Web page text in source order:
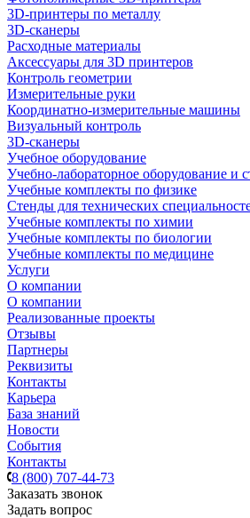
3D-принтеры по металлу
3D-сканеры
Расходные материалы
Аксессуары для 3D принтеров
Контроль геометрии
Измерительные руки
Координатно-измерительные машины
Визуальный контроль
3D-сканеры
Учебное оборудование
Учебно-лабораторное оборудование и
Учебные комплекты по физике
Стенды для технических
Учебные комплекты по химии
Учебные комплекты по биологии
Учебные комплекты по медицине
Услуги
О компании
О компании
Реализованные проекты
Отзывы
Партнеры
Реквизиты
Контакты
Карьера
База знаний
Новости
События
Контакты
8 (800) 707-44-73
Заказать звонок
Задать вопрос